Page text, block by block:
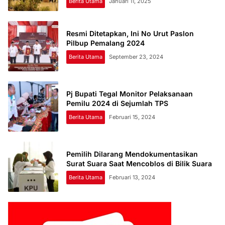
Resmi Ditetapkan, Ini No Urut Paslon
Pilbup Pemalang 2024
Berita Utama September 23, 2024
Pj Bupati Tegal Monitor Pelaksanaan
Pemilu 2024 di Sejumlah TPS
Berita Utama Februari 15, 2024
Pemilih Dilarang Mendokumentasikan
Surat Suara Saat Mencoblos di Bilik Suara
Berita Utama Februari 13, 2024